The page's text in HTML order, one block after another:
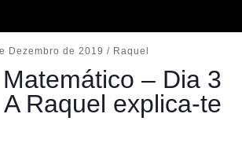
Dezembro de 2019 / Raquel
– Dia 3
Raquel explica-te